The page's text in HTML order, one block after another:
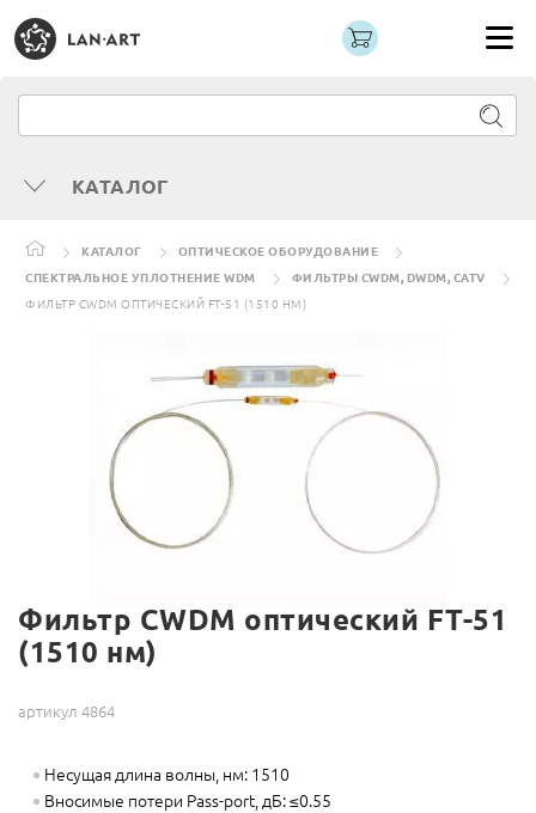
КАТАЛОГ
КАТАЛОГ
ОПТИЧЕСКОЕ ОБОРУДОВАНИЕ
СПЕКТРАЛЬНОЕ УПЛОТНЕНИЕ WDM
ФИЛЬТРЫ CWDM, DWDM, CATV
ФИЛЬТР CWDM ОПТИЧЕСКИЙ FT-51 (1510 НМ)
Фильтр CWDM оптический FT-51
(1510 нм)
артикул 4864
Несущая длина волны, нм: 1510
Вносимые потери Pass-port, дБ: ≤0.55